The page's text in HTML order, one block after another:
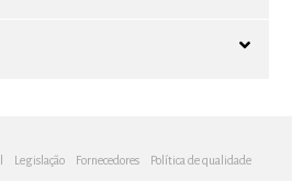
Legislação Fornecedores Política de qualidade